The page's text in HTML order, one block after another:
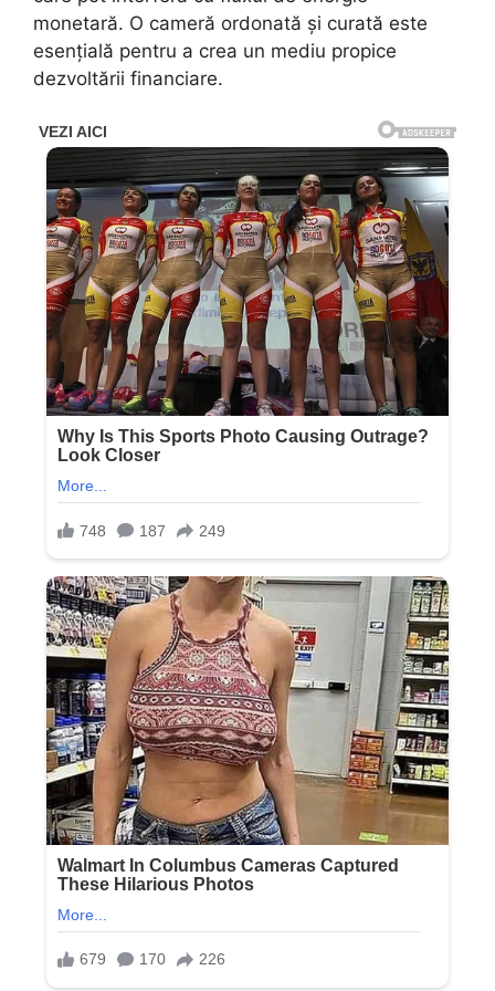
monetară. O cameră ordonată și curată este
esențială pentru a crea un mediu propice
dezvoltării financiare.